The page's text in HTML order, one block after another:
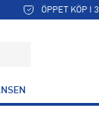
ÖPPET KÖP I